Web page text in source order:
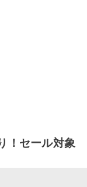
！セール対象